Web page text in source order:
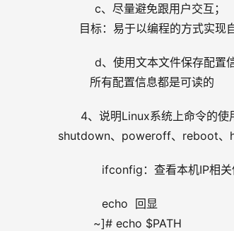
c、尽量避免跟用户交互；
目标：易于以编程的方式实现自
d、使用文本文件保存配置信
所有配置信息都是可读的
4、说明Linux系统上命令的
shutdown、poweroff、reboot、
ifconfig：查看本机IP相关
echo  回显
~]# echo $PATH